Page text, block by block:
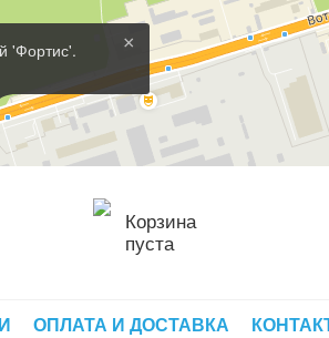
×
'Фортис'.
Корзина
пуста
ОПЛАТА И ДОСТАВКА